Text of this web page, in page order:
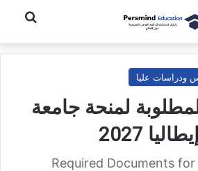
بحث عن
ودراسات عليا
لمنحة جامعة
2027
Required Documents